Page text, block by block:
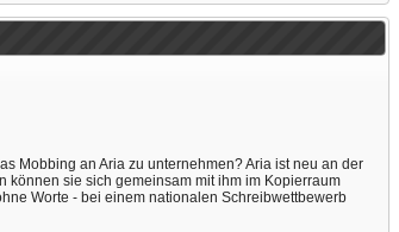
Mobbing an Aria zu unternehmen? Aria ist neu an der
können sie sich gemeinsam mit ihm im Kopierraum
Worte - bei einem nationalen Schreibwettbewerb